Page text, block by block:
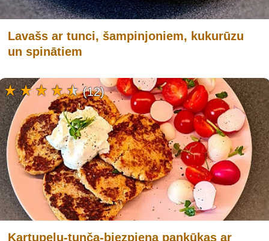
Lavašs ar tunci, šampinjoniem, kukurūzu
un spinātiem
Kartupeļu-tunča-biezpiena pankūkas ar
(12)